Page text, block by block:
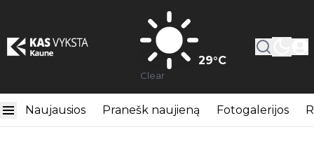
29°C
Clear
Naujausios Pranešk naujieną Fotogalerijos